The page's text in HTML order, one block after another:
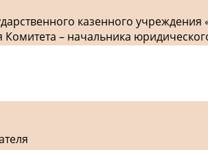
казенного
Комитета – начальника